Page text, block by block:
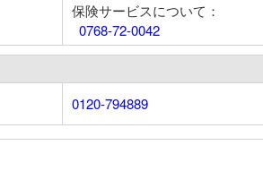
保険サービスについて：
0768-72-0042
0120-794889